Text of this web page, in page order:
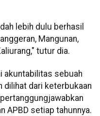
lebih dulu berhasil
Mangunan,
tutur dia.
akuntabilitas sebuah
dilihat dari keterbukaan
APBD setiap tahunnya.